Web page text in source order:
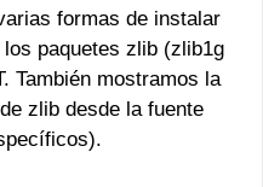
formas de instalar
paquetes zlib (zlib1g
También mostramos la
zlib desde la fuente